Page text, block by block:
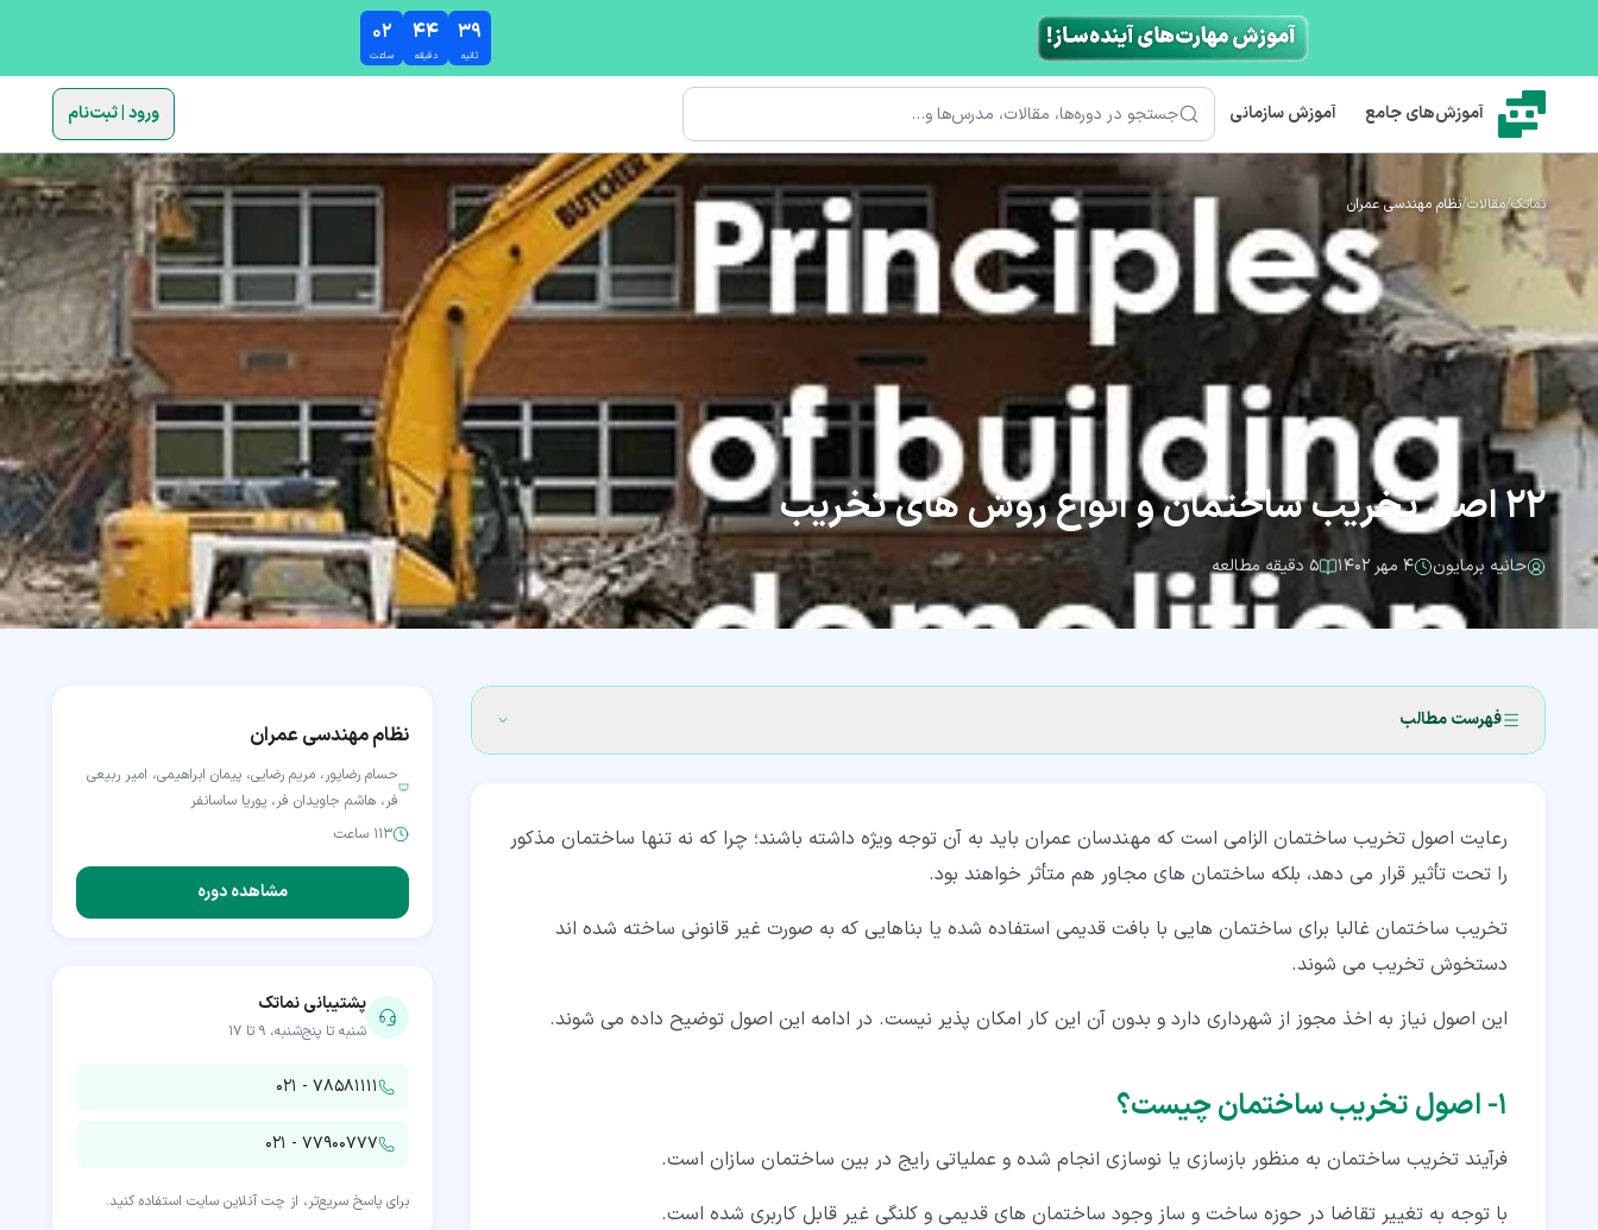
۰۲
ساعت
۴۴
دقیقه
۳۸
ثانیه
آموزش‌های جامع آموزش سازمانی جستجو ورود | ثبت‌نام
نماتک/مقالات/نظام مهندسی عمران
22 اصل تخریب ساختمان و انواع روش های تخریب
حانیه برمایون ۴ مهر ۱۴۰۲ ۵ دقیقه مطالعه
فهرست مطالب
۲‏- اصطلاحات تخریب ساختمان
۳‏- مراحل و نکات اصول تخریب ساختمان
۴‏- روش های تخریب
رعایت اصول تخریب ساختمان الزامی است که مهندسان عمران باید به آن توجه ویژه داشته باشند؛ چرا که نه تنها ساختمان مذکور
را تحت تأثیر قرار می دهد، بلکه ساختمان های مجاور هم متأثر خواهند بود.
تخریب ساختمان غالبا برای ساختمان هایی با بافت قدیمی استفاده شده یا بناهایی که به صورت غیر قانونی ساخته شده اند
دستخوش تخریب می شوند.
این اصول نیاز به اخذ مجوز از شهرداری دارد و بدون آن این کار امکان پذیر نیست. در ادامه این اصول توضیح داده می شوند.
۱‏- اصول تخریب ساختمان چیست؟
فرآیند تخریب ساختمان به منظور بازسازی یا نوسازی انجام شده و عملیاتی رایج در بین ساختمان سازان است.
با توجه به تغییر تقاضا در حوزه ساخت و ساز وجود ساختمان های قدیمی و کلنگی غیر قابل کاربری شده است.
نظام مهندسی عمران
حسام رضاپور، مریم رضایی، پیمان ابراهیمی، امیر ربیعی
فر، هاشم جاویدان فر، پوریا ساسانفر
۱۱۳ ساعت
مشاهده دوره
پشتیبانی نماتک
شنبه تا پنج‌شنبه، ۹ تا ۱۷
۰۲۱ - ۷۸۵۸۱۱۱۱
۰۲۱ - ۷۷۹۰۰۷۷۷
برای پاسخ سریع‌تر، از چت آنلاین سایت استفاده کنید.